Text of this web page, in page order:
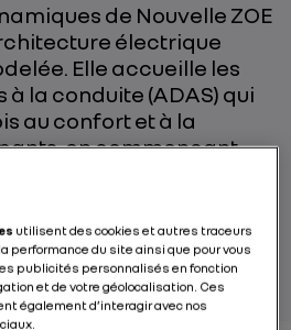
de Nouvelle ZOE
électrique
Elle accueille les
la conduite (ADAS) qui
au confort et à la
en commençant
utilisent des cookies et autres traceurs
performance du site ainsi que pour vous
publicités personnalisés en fonction
et de votre géolocalisation. Ces
également d’interagir avec nos